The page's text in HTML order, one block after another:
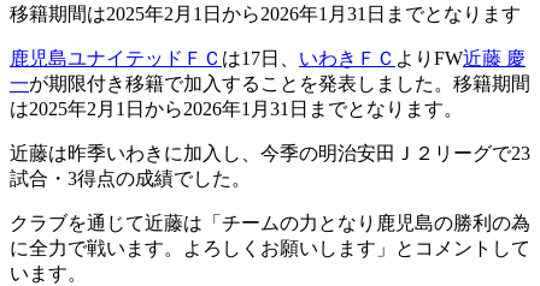
移籍期間は2025年2月1日から2026年1月31日までとなります
鹿児島ユナイテッドＦＣ は17日、 いわきＦＣ よりFW近藤 慶
一が期限付き移籍で加入することを発表しました。移籍期間
は2025年2月1日から2026年1月31日までとなります。
近藤は昨季いわきに加入し、今季の明治安田Ｊ２リーグで23
試合・3得点の成績でした。
クラブを通じて近藤は「チームの力となり鹿児島の勝利の為
に全力で戦います。よろしくお願いします」とコメントして
います。